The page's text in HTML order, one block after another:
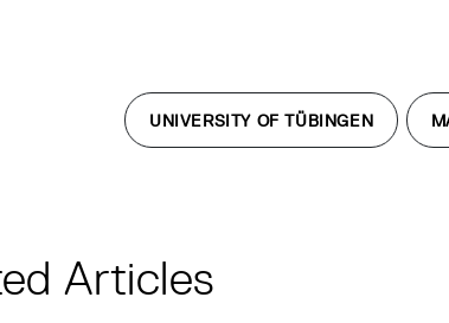
UNIVERSITY OF TÜBINGEN
Articles